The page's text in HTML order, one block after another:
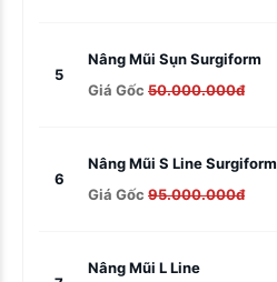
5
Nâng Mũi Sụn Surgiform
Giá Gốc 50.000.000đ
6
Nâng Mũi S Line Surgiform
Giá Gốc 95.000.000đ
Nâng Mũi L Line